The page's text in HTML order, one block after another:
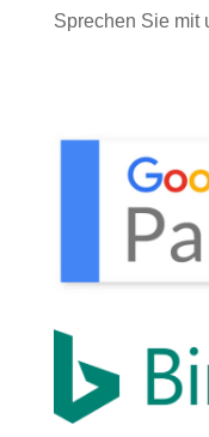
Sprechen Sie mit